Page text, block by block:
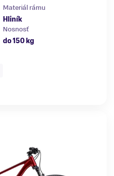
Materiál rámu
Hliník
Nosnosť
do 150 kg